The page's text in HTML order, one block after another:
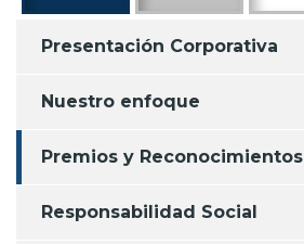
Presentación Corporativa
Nuestro enfoque
Premios y Reconocimientos
Responsabilidad Social